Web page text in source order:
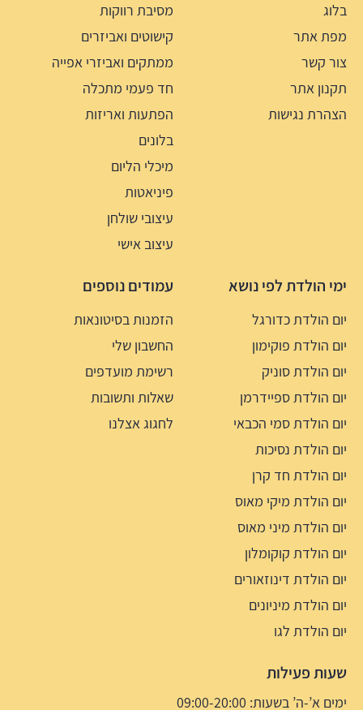
בלוג
מפת אתר
צור קשר
תקנון אתר
הצהרת נגישות
מסיבת רווקות
קישוטים ואביזרים
ממתקים ואביזרי אפייה
חד פעמי מתכלה
הפתעות ואריזות
בלונים
מיכלי הליום
פיניאטות
עיצובי שולחן
עיצוב אישי
ימי הולדת לפי נושא
יום הולדת כדורגל
יום הולדת פוקימון
יום הולדת סוניק
יום הולדת ספיידרמן
יום הולדת סמי הכבאי
יום הולדת נסיכות
יום הולדת חד קרן
יום הולדת מיקי מאוס
יום הולדת מיני מאוס
יום הולדת קוקומלון
יום הולדת דינוזאורים
יום הולדת מיניונים
יום הולדת לגו
עמודים נוספים
הזמנות בסיטונאות
החשבון שלי
רשימת מועדפים
שאלות ותשובות
לחגוג אצלנו
שעות פעילות
ימים א’-ה’ בשעות: 09:00-20:00